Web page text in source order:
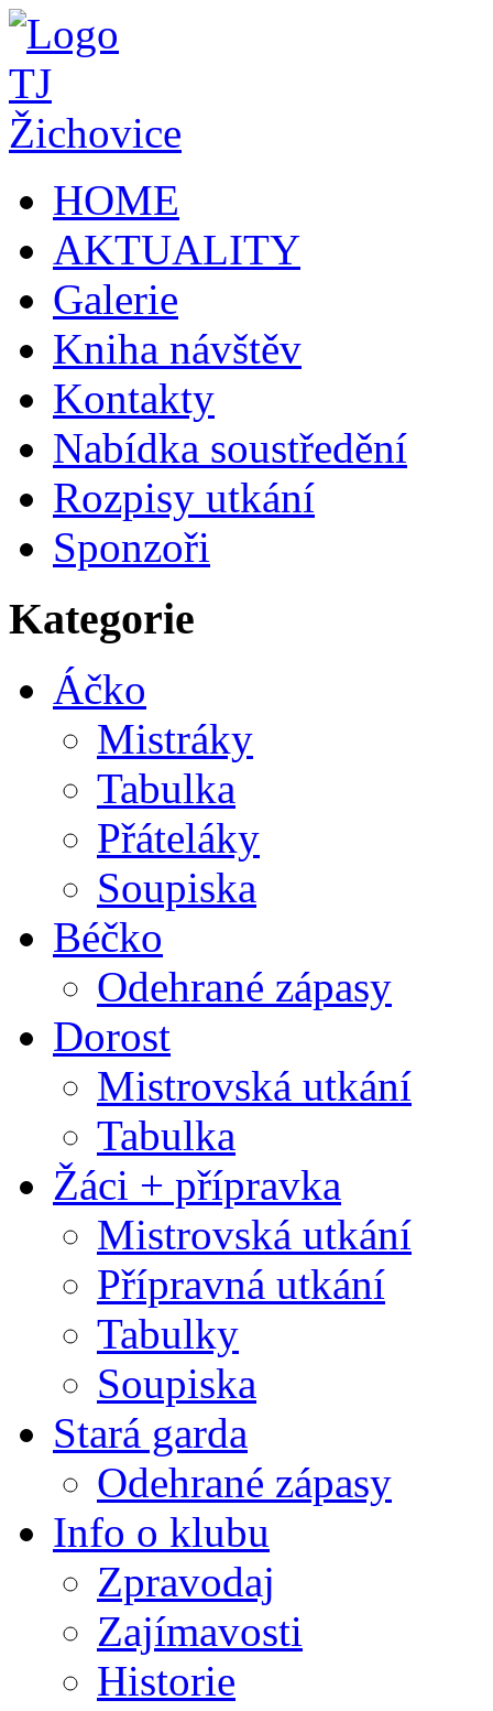
HOME
AKTUALITY
Galerie
Kniha návštěv
Kontakty
Nabídka soustředění
Rozpisy utkání
Sponzoři
Kategorie
Áčko
Mistráky
Tabulka
Přáteláky
Soupiska
Béčko
Odehrané zápasy
Dorost
Mistrovská utkání
Tabulka
Žáci + přípravka
Mistrovská utkání
Přípravná utkání
Tabulky
Soupiska
Stará garda
Odehrané zápasy
Info o klubu
Zpravodaj
Zajímavosti
Historie